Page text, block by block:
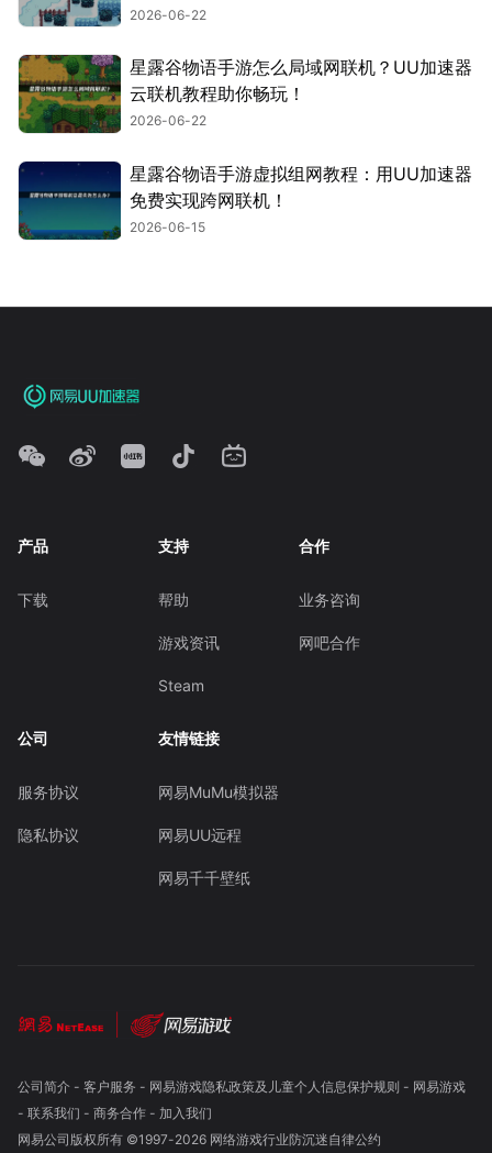
2026-06-22
星露谷物语手游怎么局域网联机？UU加速器
云联机教程助你畅玩！
2026-06-22
星露谷物语手游虚拟组网教程：用UU加速器
免费实现跨网联机！
2026-06-15
产品
下载
支持
帮助
游戏资讯
Steam
合作
业务咨询
网吧合作
公司
服务协议
隐私协议
友情链接
网易MuMu模拟器
网易UU远程
网易千千壁纸
公司简介- 客户服务 - 网易游戏隐私政策及儿童个人信息保护规则 - 网易游戏
- 联系我们 - 商务合作- 加入我们
网易公司版权所有 ©1997-2026 网络游戏行业防沉迷自律公约